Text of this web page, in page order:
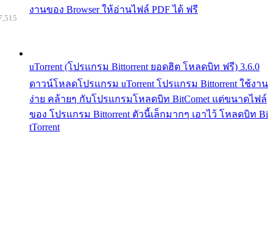
งานของ Browser ให้อ่านไฟล์ PDF ได้ ฟรี
uTorrent (โปรแกรม Bittorrent ยอดฮิต โหลดบิท ฟรี) 3.6.0
ดาวน์โหลดโปรแกรม uTorrent โปรแกรม Bittorrent ใช้งาน
ง่าย คล้ายๆ กับโปรแกรมโหลดบิท BitComet แต่ขนาดไฟล์
ของ โปรแกรม Bittorrent ตัวนี้เล็กมากๆ เอาไว้ โหลดบิท Bi
tTorrent